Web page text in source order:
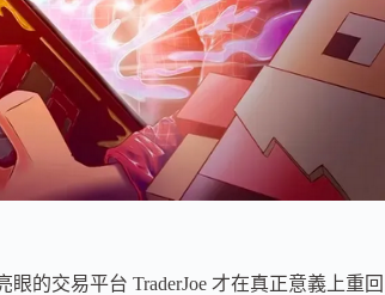
的交易平台 TraderJoe 才在真正意義上重回